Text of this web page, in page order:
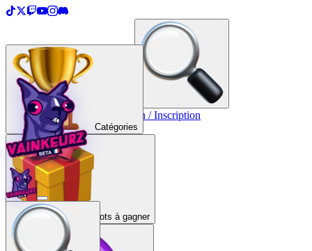
Créer une TopList Connexion / Inscription
Catégories
Lots à gagner